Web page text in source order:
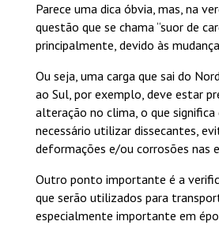
Parece uma dica óbvia, mas, na
questão que se chama “suor de
principalmente, devido às
Ou seja, uma carga que sai do
ao Sul, por exemplo, deve estar
alteração no clima, o que significa
necessário utilizar dissecantes,
deformações e/ou corrosões nas
Outro ponto importante é a
que serão utilizados para
especialmente importante em